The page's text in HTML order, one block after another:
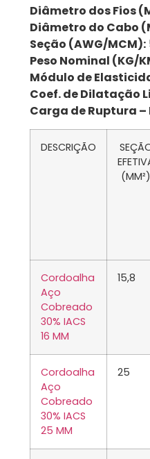
Diâmetro dos Fios
Diâmetro do Cabo
Seção (AWG/MCM):
Peso Nominal (KG/
Módulo de
Coef. de Dilatação
Carga de Ruptura –
DESCRIÇÃO
(MM²)
Cordoalha
Aço
Cobreado
30% IACS
16 MM
15,8
Cordoalha
Aço
Cobreado
30% IACS
25 MM
25